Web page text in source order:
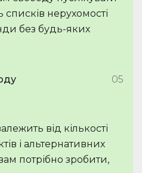
списків нерухомості
без будь-яких
05
від кількості
і альтернативних
потрібно зробити,